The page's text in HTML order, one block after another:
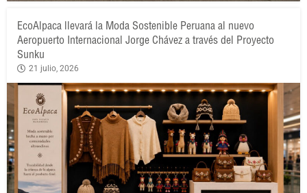
EcoAlpaca llevará la Moda Sostenible Peruana al nuevo
Aeropuerto Internacional Jorge Chávez a través del Proyecto
Sunku
21 julio, 2026